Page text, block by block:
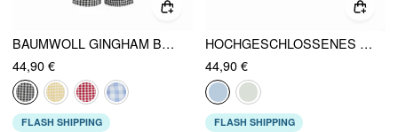
BAUMWOLL GINGHAM BOOTSAUSCHNITT KORDELZUG WEITES BEIN JUMPSUIT
44,90 €
FLASH SHIPPING
HOCHGESCHLOSSENES ASYM. PONCHO-TOP & MID RISE STRAMPLER-SET
44,90 €
FLASH SHIPPING